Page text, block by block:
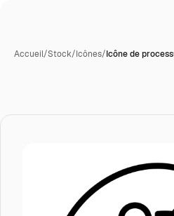
Accueil/Stock/Icônes/Icône de